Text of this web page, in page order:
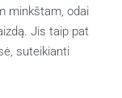
minkštam, odai
Jis taip pat
suteikianti